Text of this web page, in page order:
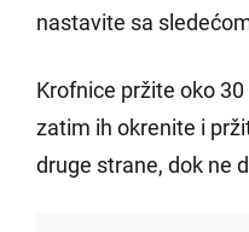
nastavite sa
Krofnice pržite oko
zatim ih okrenite i
druge strane, dok ne